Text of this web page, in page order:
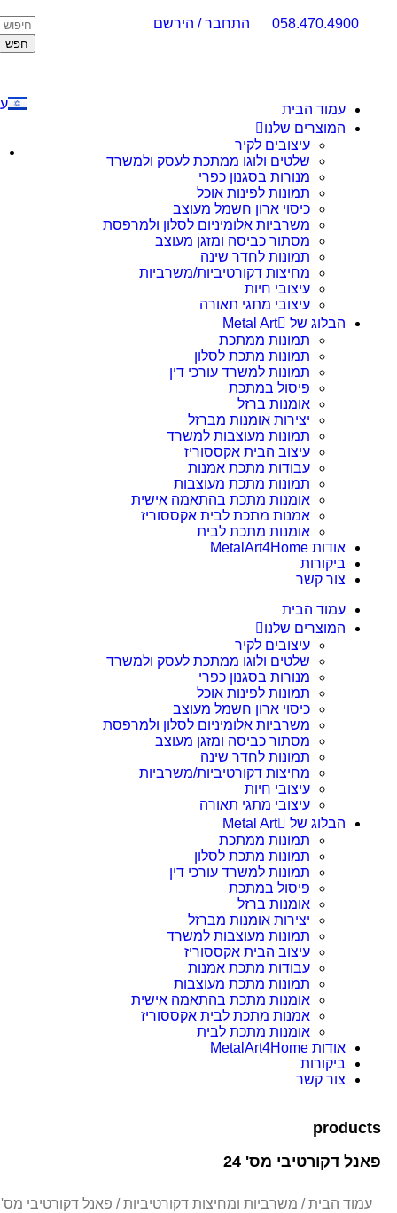
058.470.4900 התחבר / הירשם
חפש
עמוד הבית
המוצרים שלנו
עיצובים לקיר
שלטים ולוגו ממתכת לעסק ולמשרד
מנורות בסגנון כפרי
תמונות לפינות אוכל
כיסוי ארון חשמל מעוצב
משרביות אלומיניום לסלון ולמרפסת
מסתור כביסה ומזגן מעוצב
תמונות לחדר שינה
מחיצות דקורטיביות/משרביות
עיצובי חיות
עיצובי מתגי תאורה
הבלוג של Metal Art
תמונות ממתכת
תמונות מתכת לסלון
תמונות למשרד עורכי דין
פיסול במתכת
אומנות ברזל
יצירות אומנות מברזל
תמונות מעוצבות למשרד
עיצוב הבית אקססוריז
עבודות מתכת אמנות
תמונות מתכת מעוצבות
אומנות מתכת בהתאמה אישית
אמנות מתכת לבית אקססוריז
אומנות מתכת לבית
אודות MetalArt4Home
ביקורות
צור קשר
עמוד הבית
המוצרים שלנו
עיצובים לקיר
שלטים ולוגו ממתכת לעסק ולמשרד
מנורות בסגנון כפרי
תמונות לפינות אוכל
כיסוי ארון חשמל מעוצב
משרביות אלומיניום לסלון ולמרפסת
מסתור כביסה ומזגן מעוצב
תמונות לחדר שינה
מחיצות דקורטיביות/משרביות
עיצובי חיות
עיצובי מתגי תאורה
הבלוג של Metal Art
תמונות ממתכת
תמונות מתכת לסלון
תמונות למשרד עורכי דין
פיסול במתכת
אומנות ברזל
יצירות אומנות מברזל
תמונות מעוצבות למשרד
עיצוב הבית אקססוריז
עבודות מתכת אמנות
תמונות מתכת מעוצבות
אומנות מתכת בהתאמה אישית
אמנות מתכת לבית אקססוריז
אומנות מתכת לבית
אודות MetalArt4Home
ביקורות
צור קשר
products
פאנל דקורטיבי מס' 24
עמוד הבית/ משרביות ומחיצות דקורטיביות/ פאנל דקורטיבי מס'